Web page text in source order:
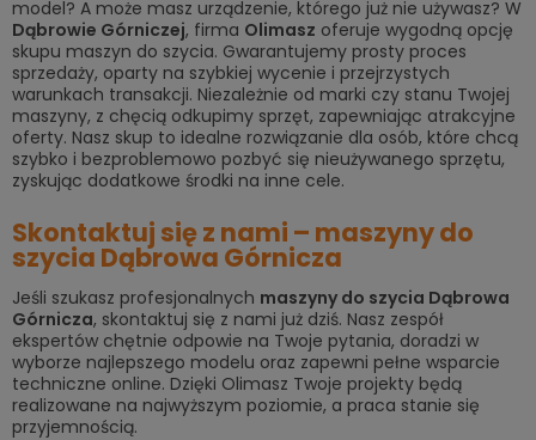
model? A może masz urządzenie, którego już nie używasz? W
Dąbrowie Górniczej, firma Olimasz oferuje wygodną opcję
skupu maszyn do szycia. Gwarantujemy prosty proces
sprzedaży, oparty na szybkiej wycenie i przejrzystych
warunkach transakcji. Niezależnie od marki czy stanu Twojej
maszyny, z chęcią odkupimy sprzęt, zapewniając atrakcyjne
oferty. Nasz skup to idealne rozwiązanie dla osób, które chcą
szybko i bezproblemowo pozbyć się nieużywanego sprzętu,
zyskując dodatkowe środki na inne cele.
Skontaktuj się z nami – maszyny do
szycia Dąbrowa Górnicza
Jeśli szukasz profesjonalnych maszyny do szycia Dąbrowa
Górnicza, skontaktuj się z nami już dziś. Nasz zespół
ekspertów chętnie odpowie na Twoje pytania, doradzi w
wyborze najlepszego modelu oraz zapewni pełne wsparcie
techniczne online. Dzięki Olimasz Twoje projekty będą
realizowane na najwyższym poziomie, a praca stanie się
przyjemnością.